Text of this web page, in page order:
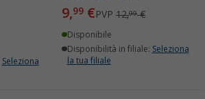
Seleziona
9,99 €PVP 12,99€
Disponibile
Disponibilità in filiale: Seleziona
la tua filiale